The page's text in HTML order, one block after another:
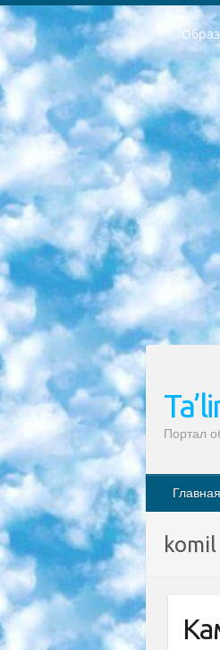
РЕСПУБЛИКА УЗБЕКИСТАН МИНИСТРЕРСТВО ДОШКОЛЬНОГО И ШКОЛЬНОГО ОБРАЗОВАНИЯ КОМАНДА в общеобразовательных учреждениях в 2023-2024 учебном году организация и проведение итоговой государственной аттестации обучающихся о Министра дошкольного и школьного образования Республики Узбекистан от 4 марта 2008 года (постановлением Минюста от 20 марта 2008 года № 1778 государственной регистрации) «Итоговое состояние
Портал
Главная